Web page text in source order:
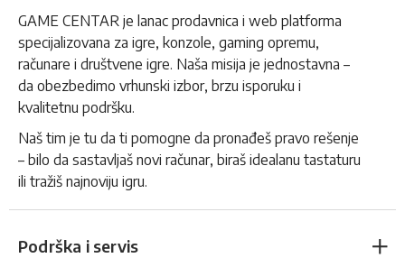
GAME CENTAR je lanac prodavnica i web platforma
specijalizovana za igre, konzole, gaming opremu,
računare i društvene igre. Naša misija je jednostavna –
da obezbedimo vrhunski izbor, brzu isporuku i
kvalitetnu podršku.
Naš tim je tu da ti pomogne da pronađeš pravo rešenje
– bilo da sastavljaš novi računar, biraš idealanu tastaturu
ili tražiš najnoviju igru.
Podrška i servis